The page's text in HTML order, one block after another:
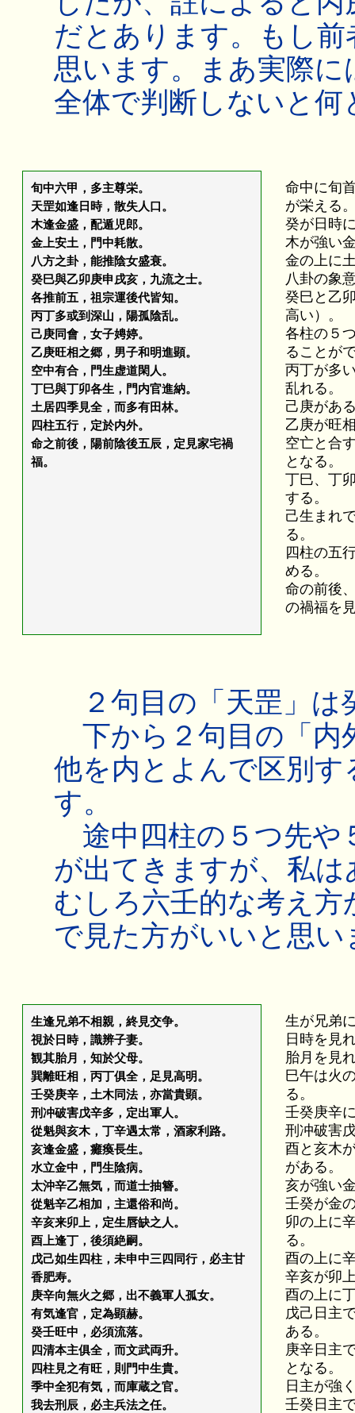
だとあります。もし
思います。まあ実際
全体で判断しないと
旬中六甲，多主尊栄。
天罡如逢日時，散失人口。
木逢金盛，配遁児郎。
金上安土，門中耗散。
八方之卦，能推陰女盛衰。
癸巳與乙卯庚申戌亥，九流之士。
各推前五，祖宗運後代皆知。
丙丁多或到深山，陽孤陰乱。
己庚同會，女子娉婷。
乙庚旺相之郷，男子和明進顕。
空中有合，門生虚道閑人。
丁巳與丁卯各生，門内官進納。
土居四季見全，而多有田林。
四柱五行，定於内外。
命之前後，陽前陰後五辰，定見家宅禍
福。
命中に旬
が栄える
癸が日時
木が強い
金の上に
八卦の象
癸巳と乙
高い）。
各柱の５
ることが
丙丁が多
乱れる。
己庚があ
乙庚が旺
空亡と合
となる。
丁巳、丁
する。
己生まれ
る。
四柱の五
める。
命の前後
の禍福を
２句目の「天罡」は
下から２句目の「内
他を内とよんで区別
す。
途中四柱の５つ先や
が出てきますが、私
むしろ六壬的な考え
で見た方がいいと思い
生逢兄弟不相親，終見交争。
視於日時，識辨子妻。
観其胎月，知於父母。
巽離旺相，丙丁俱全，足見高明。
壬癸庚辛，土木同法，亦當貴顕。
刑冲破害戊辛多，定出軍人。
從魁與亥木，丁辛遇太常，酒家利路。
亥逢金盛，癱瘓長生。
水立金中，門生陰病。
太沖辛乙無気，而道士抽簪。
從魁辛乙相加，主還俗和尚。
辛亥来卯上，定生唇缺之人。
酉上逢丁，後須絶嗣。
戊己如生四柱，未申中三四同行，必主甘
香肥寿。
庚辛向無火之郷，出不義軍人孤女。
有気逢官，定為顕赫。
癸壬旺中，必須流落。
四清本主俱全，而文武両升。
四柱見之有旺，則門中生貴。
季中全犯有気，而庫蔵之官。
我去刑辰，必主兵法之任。
生が兄弟
日時を見
胎月を見
巳午は火
る。
壬癸庚辛
刑冲破害
酉と亥木
がある。
亥が強い
壬癸が金
卯の上に
る。
酉の上に
辛亥が卯
酉の上に
戊己日主
ある。
庚辛日主
となる。
日主が強
壬癸日主